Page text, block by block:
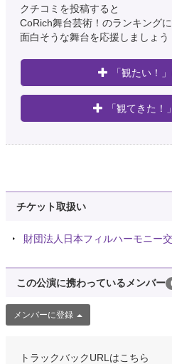
クチコミを投稿すると
CoRich舞台芸術！のランキングに
面白そうな舞台を応援しましょう
「観たい！
「観てきた！
チケット取扱い
財団法人日本フィルハーモニー
この公演に携わっているメンバー
メンバーに登録
トラックバックURLはこちら